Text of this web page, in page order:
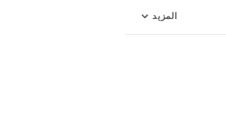
المزيد